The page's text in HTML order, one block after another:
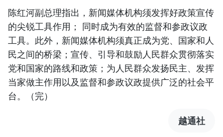
陈红河副总理指出，新闻媒体机构须发挥好政策宣传
的尖锐工具作用； 同时成为有效的监督和参政议政
工具。此外，新闻媒体机构须真正成为党、国家和人
民之间的桥梁；宣传、引导和鼓励人民群众贯彻落实
党和国家的路线和政策；为人民群众发扬民主、发挥
当家做主作用以及监督和参政议政提供广泛的社会平
台。（完）
越通社